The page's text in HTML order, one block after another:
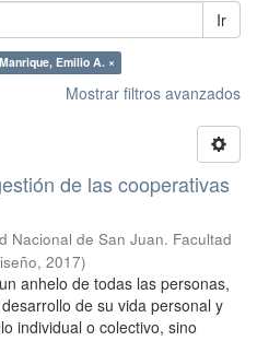
Ir
Emilio A. ×
Mostrar filtros avanzados
de las cooperativas
Nacional de San Juan. Facultad
, 2017)
anhelo de todas las personas,
de su vida personal y
individual o colectivo, sino